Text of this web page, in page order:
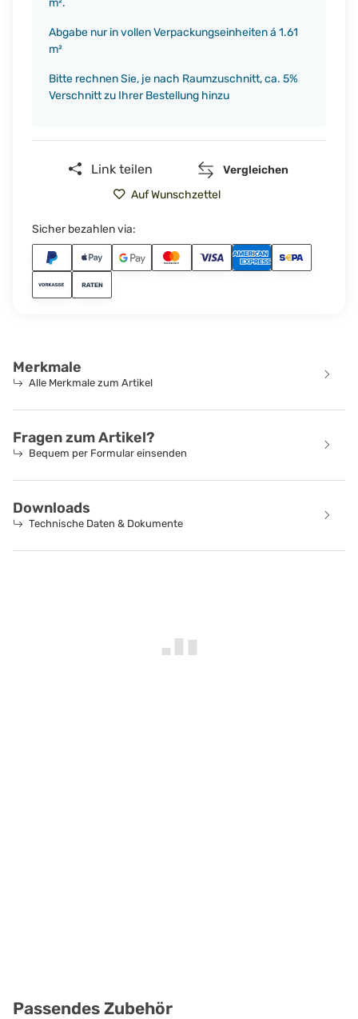
m².
Abgabe nur in vollen Verpackungseinheiten á 1.61
m²
Bitte rechnen Sie, je nach Raumzuschnitt, ca. 5%
Verschnitt zu Ihrer Bestellung hinzu
Link teilen
Vergleichen
Auf Wunschzettel
Sicher bezahlen via:
Merkmale
Alle Merkmale zum Artikel
Fragen zum Artikel?
Bequem per Formular einsenden
Downloads
Technische Daten & Dokumente
Passendes Zubehör